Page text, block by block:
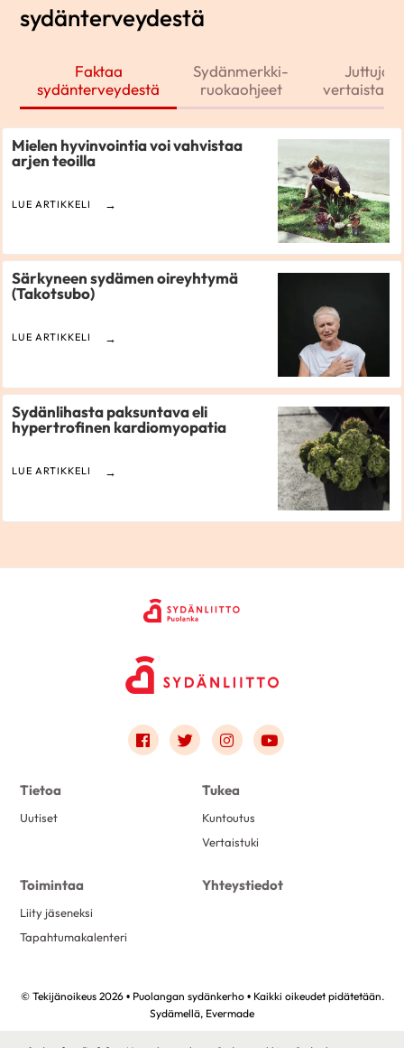
sydänterveydestä
Faktaa
sydänterveydestä
Sydänmerkki-
ruokaohjeet
Juttuja
Mielen hyvinvointia voi vahvistaa
arjen teoilla
LUE ARTIKKELI
Särkyneen sydämen oireyhtymä
(Takotsubo)
LUE ARTIKKELI
Sydänlihasta paksuntava eli
hypertrofinen kardiomyopatia
LUE ARTIKKELI
Link to facebook
Link to twitter
Link to instagram
Link to youtube
Tietoa
Uutiset
Tukea
Kuntoutus
Vertaistuki
Toimintaa
Liity jäseneksi
Tapahtumakalenteri
Yhteystiedot
© Tekijänoikeus 2026 • Puolangan sydänkerho • Kaikki oikeudet pidätetään.
Sydämellä, Evermade